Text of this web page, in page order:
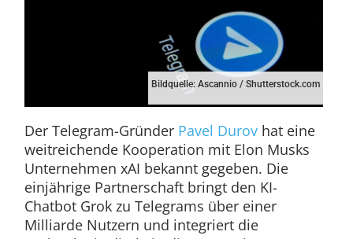
Bildquelle: Ascannio / Shutterstock.com
Der Telegram-Gründer Pavel Durovhat eine
weitreichende Kooperation mit Elon Musks
Unternehmen xAI bekannt gegeben. Die
einjährige Partnerschaft bringt den KI-
Chatbot Grok zu Telegrams über einer
Milliarde Nutzern und integriert die